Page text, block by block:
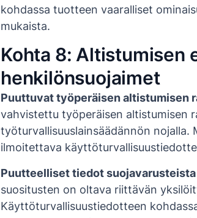
kohdassa tuotteen vaaralliset
mukaista.
Kohta 8: Altistumisen
henkilönsuojaimet
Puuttuvat työperäisen altistumisen
vahvistettu työperäisen altistumisen
työturvallisuuslainsäädännön
ilmoitettava
Puutteelliset tiedot suojavarusteista
suositusten on oltava riittävän
Käyttöturvallisuustiedotteen